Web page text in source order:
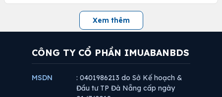
Xem thêm
CÔNG TY CỔ PHẦN IMUABANBDS
MSDN
: 0401986213 do Sở Kế hoạch &
Đầu tư TP Đà Nẵng cấp ngày